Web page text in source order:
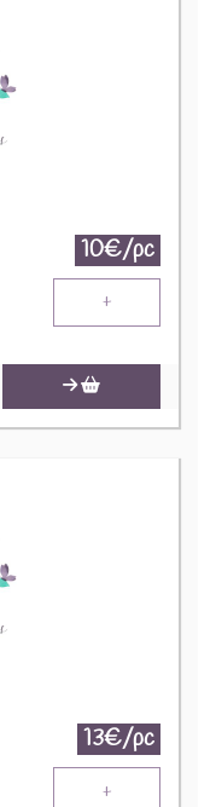
10€/pc
+
13€/pc
+